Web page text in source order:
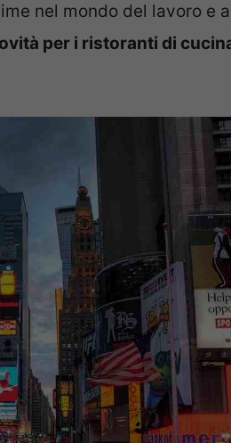
nel mondo del lavoro e
per i ristoranti di